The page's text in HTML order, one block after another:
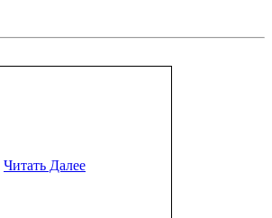
Читать Далее